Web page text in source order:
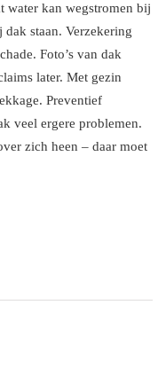
water kan wegstromen bij
staan. Verzekering
Foto’s van dak
later. Met gezin
Preventief
veel ergere problemen.
zich heen – daar moet